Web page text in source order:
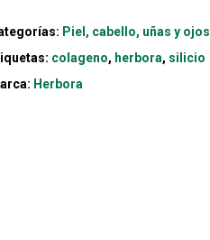
Piel, cabello, uñas y ojos
colageno, herbora, silicio
Herbora